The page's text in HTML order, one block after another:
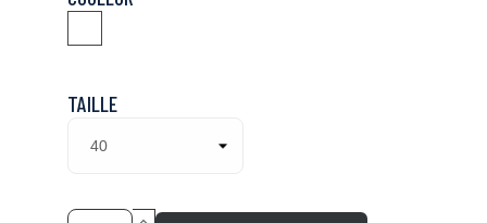
TAILLE